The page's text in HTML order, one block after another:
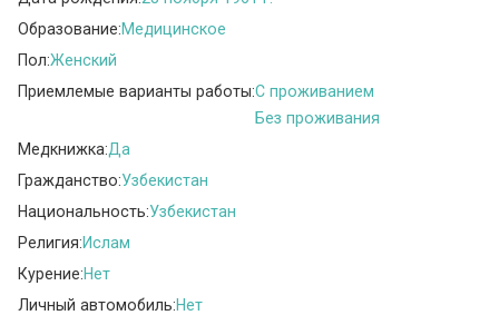
Образование:Медицинское
Пол:Женский
Приемлемые варианты работы:C проживанием
Без проживания
Медкнижка:Да
Гражданство:Узбекистан
Национальность:Узбекистан
Религия:Ислам
Курение:Нет
Личный автомобиль:Нет